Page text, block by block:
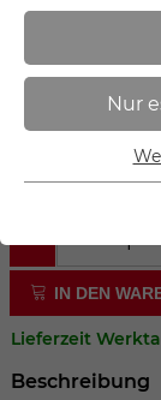
Sie sind hier:
IN DEN
Lieferzeit
Beschreibung
Nur
Essenziell
Essenzielle
die Webseite
Name